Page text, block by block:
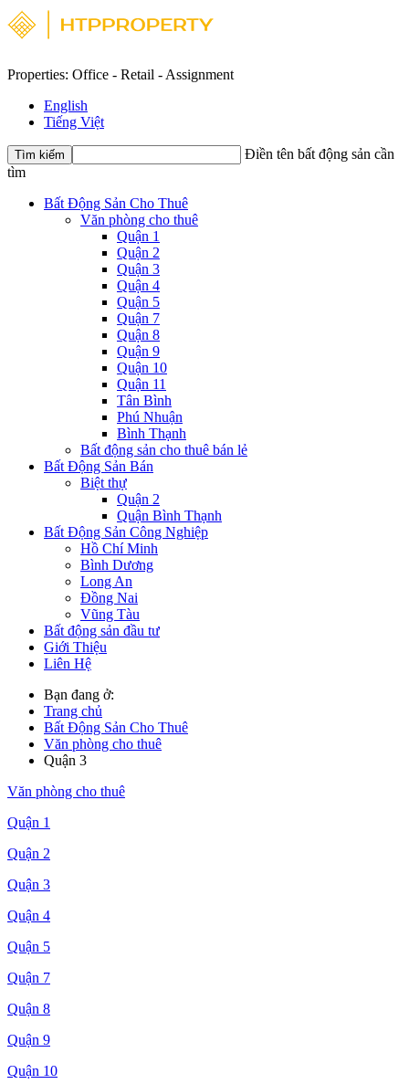
Properties: Office - Retail - Assignment
English
Tiếng Việt
Tìm kiếm
Điền tên bất động sản cần
tìm
Bất Động Sản Cho Thuê
Văn phòng cho thuê
Quận 1
Quận 2
Quận 3
Quận 4
Quận 5
Quận 7
Quận 8
Quận 9
Quận 10
Quận 11
Tân Bình
Phú Nhuận
Bình Thạnh
Bất động sản cho thuê bán lẻ
Bất Động Sản Bán
Biệt thự
Quận 2
Quận Bình Thạnh
Bất Động Sản Công Nghiệp
Hồ Chí Minh
Bình Dương
Long An
Đồng Nai
Vũng Tàu
Bất động sản đầu tư
Giới Thiệu
Liên Hệ
Bạn đang ở:
Trang chủ
Bất Động Sản Cho Thuê
Văn phòng cho thuê
Quận 3
Văn phòng cho thuê
Quận 1
Quận 2
Quận 3
Quận 4
Quận 5
Quận 7
Quận 8
Quận 9
Quận 10